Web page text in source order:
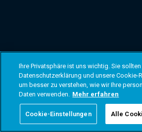
Ihre Privatsphäre ist uns wichtig. Sie
Datenschutzerklärung und unsere Cookie-
um besser zu verstehen, wie wir Ihre
Daten verwenden. Mehr erfahren
Cookie-Einstellungen Alle